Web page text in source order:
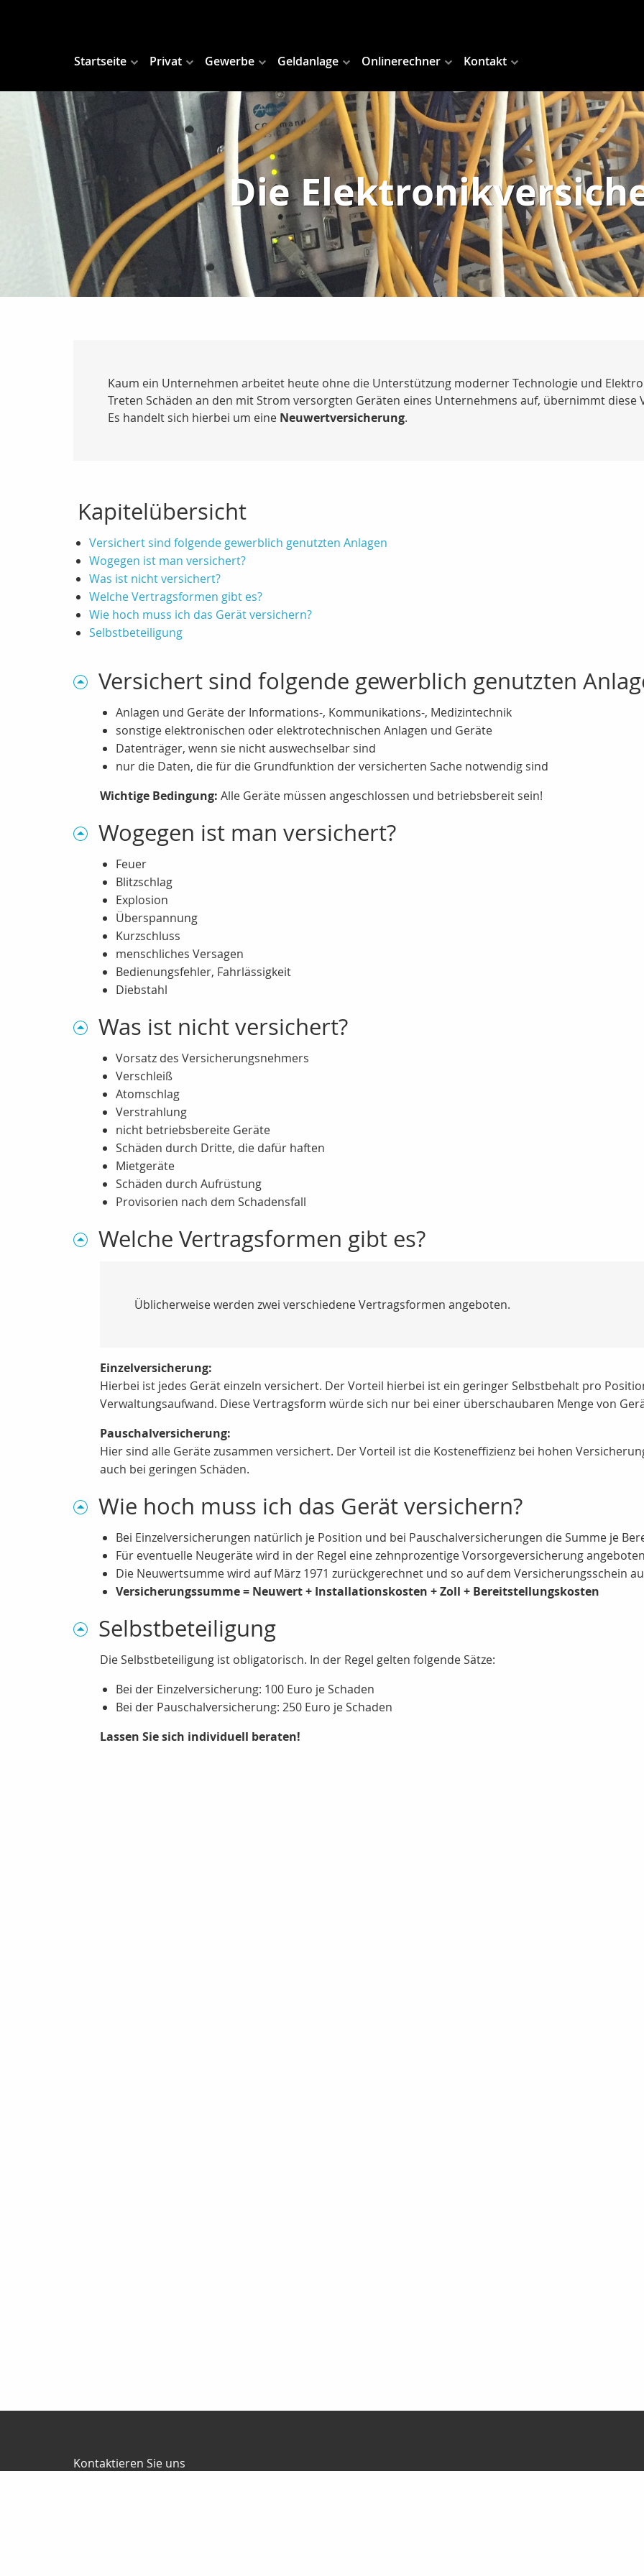
Startseite Privat Gewerbe Geldanlage Onlinerechner Kontakt
Die
Kaum ein Unternehmen arbeitet heute ohne die Unterstützung moderner Technologie und
Treten Schäden an den mit Strom versorgten Geräten eines Unternehmens auf, übernimmt
Es handelt sich hierbei um eine Neuwertversicherung.
Kapitelübersicht
Versichert sind folgende gewerblich genutzten Anlagen
Wogegen ist man versichert?
Was ist nicht versichert?
Welche Vertragsformen gibt es?
Wie hoch muss ich das Gerät versichern?
Selbstbeteiligung
Versichert sind folgende gewerblich genutzten
Anlagen und Geräte der Informations-, Kommunikations-, Medizintechnik
sonstige elektronischen oder elektrotechnischen Anlagen und Geräte
Datenträger, wenn sie nicht auswechselbar sind
nur die Daten, die für die Grundfunktion der versicherten Sache notwendig sind
Wichtige Bedingung: Alle Geräte müssen angeschlossen und betriebsbereit sein!
Wogegen ist man versichert?
Feuer
Blitzschlag
Explosion
Überspannung
Kurzschluss
menschliches Versagen
Bedienungsfehler, Fahrlässigkeit
Diebstahl
Was ist nicht versichert?
Vorsatz des Versicherungsnehmers
Verschleiß
Atomschlag
Verstrahlung
nicht betriebsbereite Geräte
Schäden durch Dritte, die dafür haften
Mietgeräte
Schäden durch Aufrüstung
Provisorien nach dem Schadensfall
Welche Vertragsformen gibt es?
Üblicherweise werden zwei verschiedene Vertragsformen angeboten.
Einzelversicherung:
Hierbei ist jedes Gerät einzeln versichert. Der Vorteil hierbei ist ein geringer Selbstbehalt pro
Verwaltungsaufwand. Diese Vertragsform würde sich nur bei einer überschaubaren Menge von
Pauschalversicherung:
Hier sind alle Geräte zusammen versichert. Der Vorteil ist die Kosteneffizienz bei hohen
auch bei geringen Schäden.
Wie hoch muss ich das Gerät versichern?
Bei Einzelversicherungen natürlich je Position und bei Pauschalversicherungen die Summe je
Für eventuelle Neugeräte wird in der Regel eine zehnprozentige Vorsorgeversicherung
Die Neuwertsumme wird auf März 1971 zurückgerechnet und so auf dem Versicherungsschein
Versicherungssumme = Neuwert + Installationskosten + Zoll + Bereitstellungskosten
Selbstbeteiligung
Die Selbstbeteiligung ist obligatorisch. In der Regel gelten folgende Sätze:
Bei der Einzelversicherung: 100 Euro je Schaden
Bei der Pauschalversicherung: 250 Euro je Schaden
Lassen Sie sich individuell beraten!
Kontaktieren Sie uns